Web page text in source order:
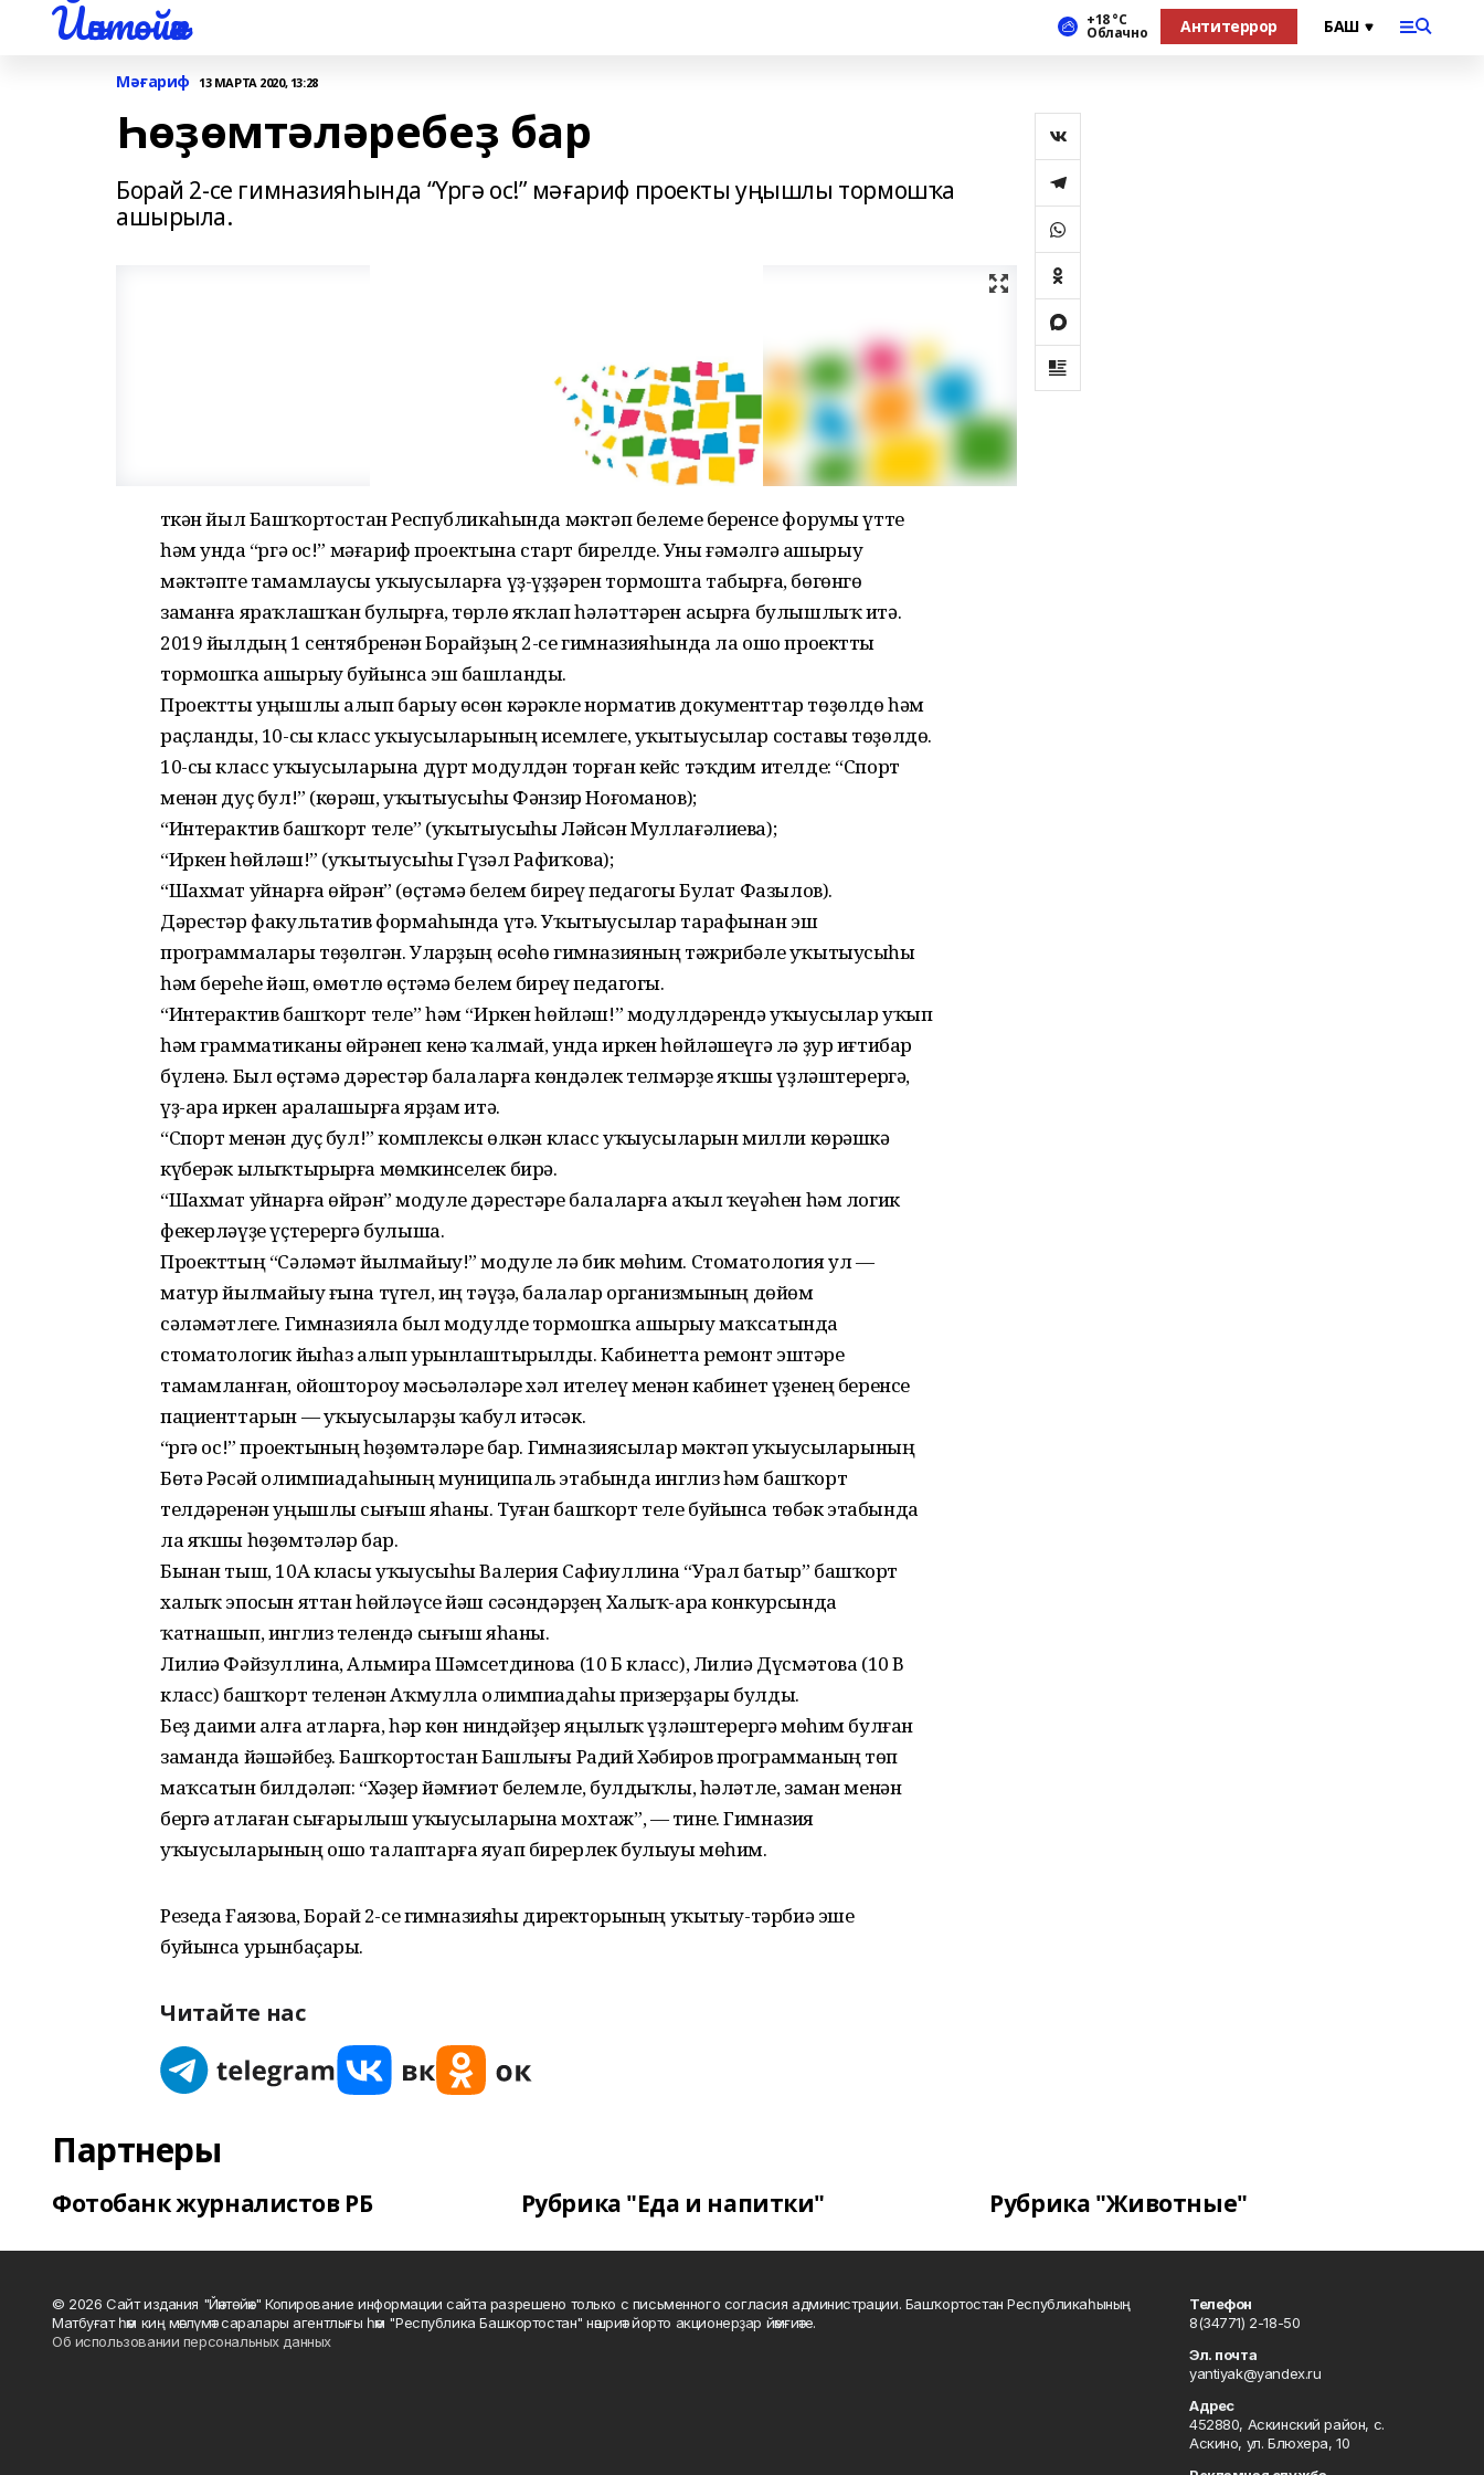
Йәнтөйәк +18 °С
Облачно Антитеррор
Мәғариф 13 МАРТА 2020, 13:28
Һөҙөмтәләребеҙ бар
Борай 2-се гимназияһында “Үргә ос!” мәғариф проекты уңышлы тормошҡа
ашырыла.
Үткән йыл Башҡортостан Республикаһында мәктәп белеме беренсе форумы үтте
һәм унда “Үргә ос!” мәғариф проектына старт бирелде. Уны ғәмәлгә ашырыу
мәктәпте тамамлаусы уҡыусыларға үҙ-үҙҙәрен тормошта табырға, бөгөнгө
заманға яраҡлашҡан булырға, төрлө яҡлап һәләттәрен асырға булышлыҡ итә.
2019 йылдың 1 сентябренән Борайҙың 2-се гимназияһында ла ошо проектты
тормошҡа ашырыу буйынса эш башланды.
Проектты уңышлы алып барыу өсөн кәрәкле норматив документтар төҙөлдө һәм
раҫланды, 10-сы класс уҡыусыларының исемлеге, уҡытыусылар составы төҙөлдө.
10-сы класс уҡыусыларына дүрт модулдән торған кейс тәҡдим ителде: “Спорт
менән дуҫ бул!” (көрәш, уҡытыусыһы Фәнзир Ноғоманов);
“Интерактив башҡорт теле” (уҡытыусыһы Ләйсән Муллағәлиева);
“Иркен һөйләш!” (уҡытыусыһы Гүзәл Рафиҡова);
“Шахмат уйнарға өйрән” (өҫтәмә белем биреү педагогы Булат Фазылов).
Дәрестәр факультатив формаһында үтә. Уҡытыусылар тарафынан эш
программалары төҙөлгән. Уларҙың өсөһө гимназияның тәжрибәле уҡытыусыһы
һәм береһе йәш, өмөтлө өҫтәмә белем биреү педагогы.
“Интерактив башҡорт теле” һәм “Иркен һөйләш!” модулдәрендә уҡыусылар уҡып
һәм грамматиканы өйрәнеп кенә ҡалмай, унда иркен һөйләшеүгә лә ҙур иғтибар
бүленә. Был өҫтәмә дәрестәр балаларға көндәлек телмәрҙе яҡшы үҙләштерергә,
үҙ-ара иркен аралашырға ярҙам итә.
“Спорт менән дуҫ бул!” комплексы өлкән класс уҡыусыларын милли көрәшкә
күберәк ылыҡтырырға мөмкинселек бирә.
“Шахмат уйнарға өйрән” модуле дәрестәре балаларға аҡыл ҡеүәһен һәм логик
фекерләүҙе үҫтерергә булыша.
Проекттың “Сәләмәт йылмайыу!” модуле лә бик мөһим. Стоматология ул —
матур йылмайыу ғына түгел, иң тәүҙә, балалар организмының дөйөм
сәләмәтлеге. Гимназияла был модулде тормошҡа ашырыу маҡсатында
стоматологик йыһаз алып урынлаштырылды. Кабинетта ремонт эштәре
тамамланған, ойоштороу мәсьәләләре хәл ителеү менән кабинет үҙенең беренсе
пациенттарын — уҡыусыларҙы ҡабул итәсәк.
“Үргә ос!” проектының һөҙөмтәләре бар. Гимназиясылар мәктәп уҡыусыларының
Бөтә Рәсәй олимпиадаһының муниципаль этабында инглиз һәм башҡорт
телдәренән уңышлы сығыш яһаны. Туған башҡорт теле буйынса төбәк этабында
ла яҡшы һөҙөмтәләр бар.
Бынан тыш, 10А класы уҡыусыһы Валерия Сафиуллина “Урал батыр” башҡорт
халыҡ эпосын яттан һөйләүсе йәш сәсәндәрҙең Халыҡ-ара конкурсында
ҡатнашып, инглиз телендә сығыш яһаны.
Лилиә Фәйзуллина, Альмира Шәмсетдинова (10 Б класс), Лилиә Дүсмәтова (10 В
класс) башҡорт теленән Аҡмулла олимпиадаһы призерҙары булды.
Беҙ даими алға атларға, һәр көн ниндәйҙер яңылыҡ үҙләштерергә мөһим булған
заманда йәшәйбеҙ. Башҡортостан Башлығы Радий Хәбиров программаның төп
маҡсатын билдәләп: “Хәҙер йәмғиәт белемле, булдыҡлы, һәләтле, заман менән
бергә атлаған сығарылыш уҡыусыларына мохтаж”, — тине. Гимназия
уҡыусыларының ошо талаптарға яуап бирерлек булыуы мөһим.
Резеда Ғаязова, Борай 2-се гимназияһы директорының уҡытыу-тәрбиә эше
буйынса урынбаҫары.
Читайте нас
Партнеры
Фотобанк журналистов РБ Рубрика "Еда и напитки" Рубрика "Животные"
© 2026 Сайт издания "Йәнтөйәк" Копирование информации сайта разрешено только с письменного согласия администрации. Башҡортостан Республикаһының
Матбуғат һәм киң мәғлүмәт саралары агентлығы һәм "Республика Башкортостан" нәшриәт йорто акционерҙар йәмғиәте.
Об использовании персональных данных
Телефон
8(34771) 2-18-50
Эл. почта
yantiyak@yandex.ru
Адрес
452880, Аскинский район, с.
Аскино, ул. Блюхера, 10